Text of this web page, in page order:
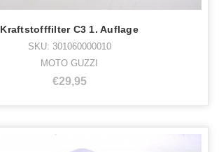
Kraftstofffilter C3 1. Auflage
SKU: 301060000010
MOTO GUZZI
€29,95